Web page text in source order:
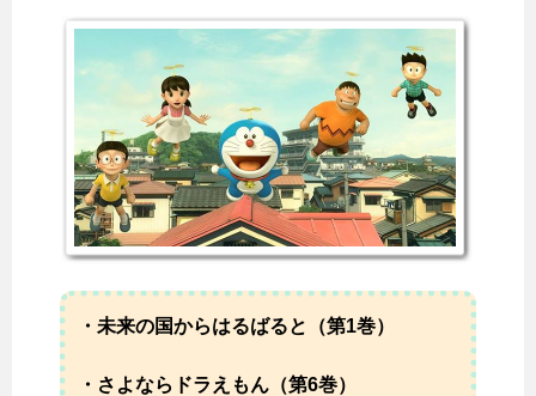
・未来の国からはるばると（第1巻）
・さよならドラえもん（第6巻）